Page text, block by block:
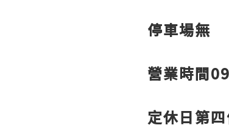
停車場無
營業時間
定休日第